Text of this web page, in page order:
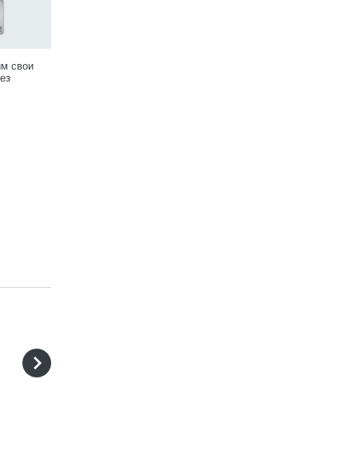
свои